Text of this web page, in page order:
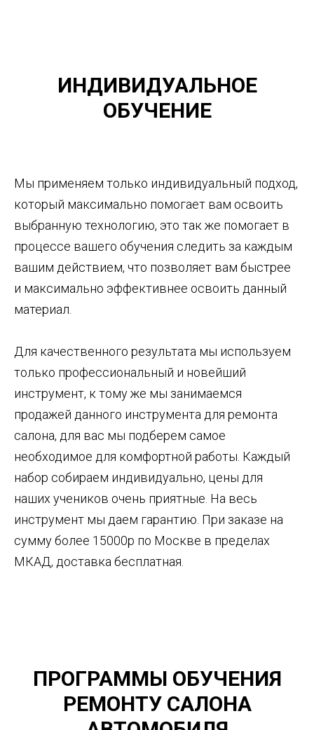
ИНДИВИДУАЛЬНОЕ
ОБУЧЕНИЕ
Мы применяем только индивидуальный подход,
который максимально помогает вам освоить
выбранную технологию, это так же помогает в
процессе вашего обучения следить за каждым
вашим действием, что позволяет вам быстрее
и максимально эффективнее освоить данный
материал.
Для качественного результата мы используем
только профессиональный и новейший
инструмент, к тому же мы занимаемся
продажей данного инструмента для ремонта
салона, для вас мы подберем самое
необходимое для комфортной работы. Каждый
набор собираем индивидуально, цены для
наших учеников очень приятные. На весь
инструмент мы даем гарантию. При заказе на
сумму более 15000р по Москве в пределах
МКАД, доставка бесплатная.
ПРОГРАММЫ ОБУЧЕНИЯ
РЕМОНТУ САЛОНА